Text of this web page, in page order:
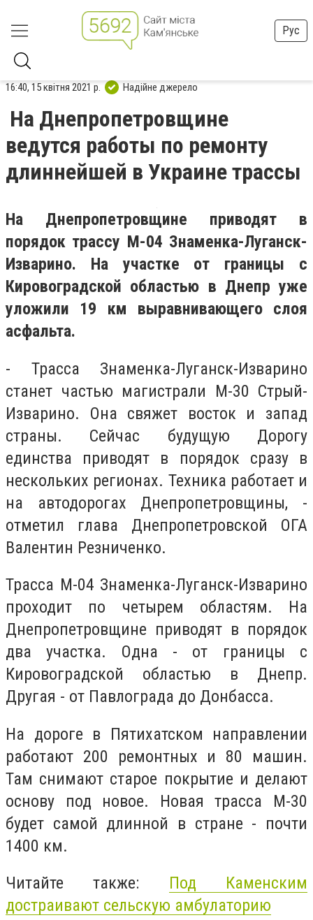
Рус
16:40, 15 квітня 2021 р. Надійне джерело
На Днепропетровщине
ведутся работы по ремонту
длиннейшей в Украине трассы
На Днепропетровщине приводят в
порядок трассу М-04 Знаменка-Луганск-
Изварино. На участке от границы с
Кировоградской областью в Днепр уже
уложили 19 км выравнивающего слоя
асфальта.
- Трасса Знаменка-Луганск-Изварино
станет частью магистрали М-30 Стрый-
Изварино. Она свяжет восток и запад
страны. Сейчас будущую Дорогу
единства приводят в порядок сразу в
нескольких регионах. Техника работает и
на автодорогах Днепропетровщины, -
отметил глава Днепропетровской ОГА
Валентин Резниченко.
Трасса М-04 Знаменка-Луганск-Изварино
проходит по четырем областям. На
Днепропетровщине приводят в порядок
два участка. Одна - от границы с
Кировоградской областью в Днепр.
Другая - от Павлограда до Донбасса.
На дороге в Пятихатском направлении
работают 200 ремонтных и 80 машин.
Там снимают старое покрытие и делают
основу под новое. Новая трасса М-30
будет самой длинной в стране - почти
1400 км.
Читайте также: Под Каменским
достраивают сельскую амбулаторию